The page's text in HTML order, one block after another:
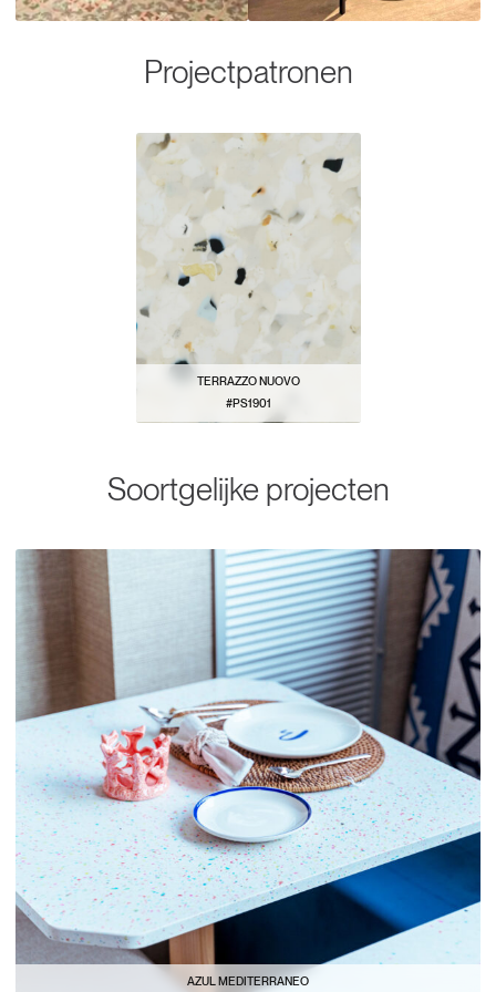
Projectpatronen
TERRAZZO NUOVO
#PS1901
Soortgelijke projecten
AZUL MEDITERRANEO